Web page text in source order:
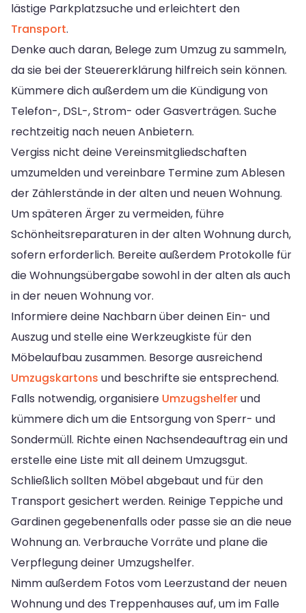
lästige Parkplatzsuche und erleichtert den
Transport.
Denke auch daran, Belege zum Umzug zu sammeln,
da sie bei der Steuererklärung hilfreich sein können.
Kümmere dich außerdem um die Kündigung von
Telefon-, DSL-, Strom- oder Gasverträgen. Suche
rechtzeitig nach neuen Anbietern.
Vergiss nicht deine Vereinsmitgliedschaften
umzumelden und vereinbare Termine zum Ablesen
der Zählerstände in der alten und neuen Wohnung.
Um späteren Ärger zu vermeiden, führe
Schönheitsreparaturen in der alten Wohnung durch,
sofern erforderlich. Bereite außerdem Protokolle für
die Wohnungsübergabe sowohl in der alten als auch
in der neuen Wohnung vor.
Informiere deine Nachbarn über deinen Ein- und
Auszug und stelle eine Werkzeugkiste für den
Möbelaufbau zusammen. Besorge ausreichend
Umzugskartons und beschrifte sie entsprechend.
Falls notwendig, organisiere Umzugshelferund
kümmere dich um die Entsorgung von Sperr- und
Sondermüll. Richte einen Nachsendeauftrag ein und
erstelle eine Liste mit all deinem Umzugsgut.
Schließlich sollten Möbel abgebaut und für den
Transport gesichert werden. Reinige Teppiche und
Gardinen gegebenenfalls oder passe sie an die neue
Wohnung an. Verbrauche Vorräte und plane die
Verpflegung deiner Umzugshelfer.
Nimm außerdem Fotos vom Leerzustand der neuen
Wohnung und des Treppenhauses auf, um im Falle